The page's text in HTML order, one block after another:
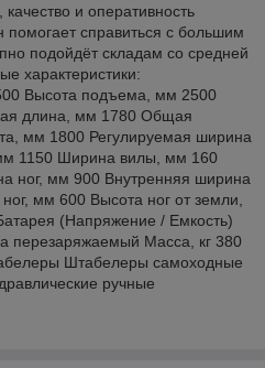
и оперативность
справиться с большим
подойдёт складам со средней
характеристики:
Высота подъема, мм 2500
длина, мм 1780 Общая
мм 1800 Регулируемая ширина
1150 Ширина вилы, мм 160
ног, мм 900 Внутренняя ширина
мм 600 Высота ног от земли,
(Напряжение / Емкость)
перезаряжаемый Масса, кг 380
Штабелеры самоходные
ручные